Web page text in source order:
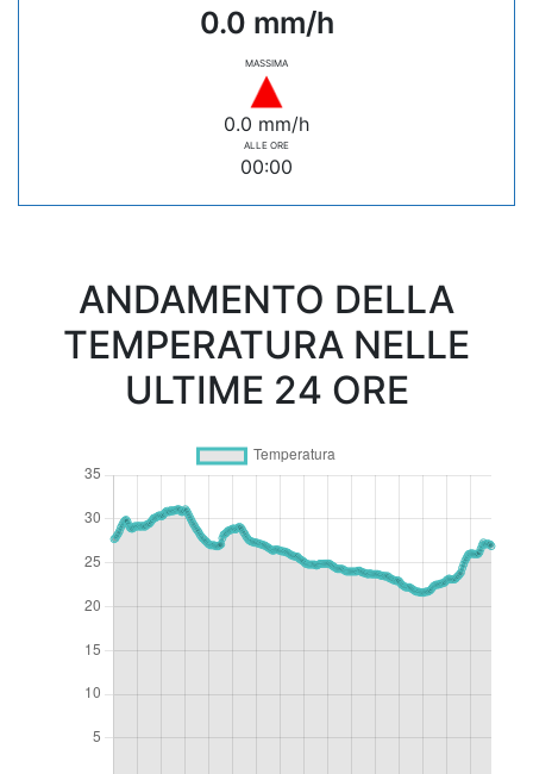
0.0 mm/h
MASSIMA
0.0 mm/h
ALLE ORE
00:00
ANDAMENTO DELLA
TEMPERATURA NELLE
ULTIME 24 ORE